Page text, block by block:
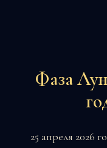
Фаза
25 апреля 2026